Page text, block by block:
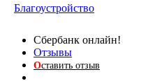
Благоустройство
Сбербанк онлайн!
Отзывы
Оставить отзыв